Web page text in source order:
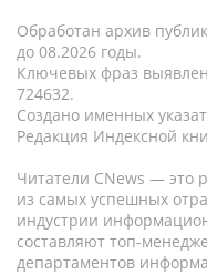
Обработан архив
до 08.2026 годы.
Ключевых фраз
724632.
Создано именных
Редакция Индексной
Читатели CNews — это
из самых успешных
индустрии
составляют топ-
департаментов